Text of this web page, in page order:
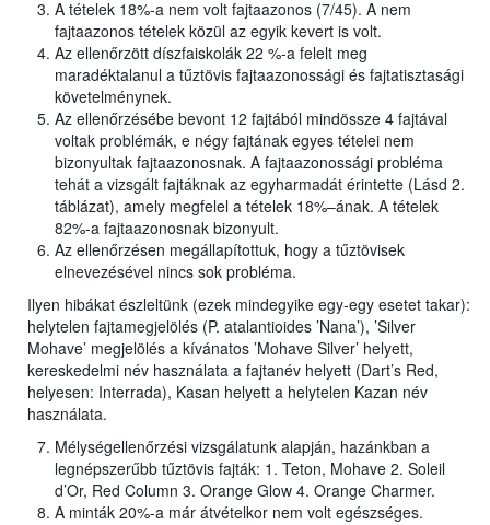
A tételek 18%-a nem volt fajtaazonos (7/45). A nem
fajtaazonos tételek közül az egyik kevert is volt.
Az ellenőrzött díszfaiskolák 22 %-a felelt meg
maradéktalanul a tűztövis fajtaazonossági és fajtatisztasági
követelménynek.
Az ellenőrzésébe bevont 12 fajtából mindössze 4 fajtával
voltak problémák, e négy fajtának egyes tételei nem
bizonyultak fajtaazonosnak. A fajtaazonossági probléma
tehát a vizsgált fajtáknak az egyharmadát érintette (Lásd 2.
táblázat), amely megfelel a tételek 18%–ának. A tételek
82%-a fajtaazonosnak bizonyult.
Az ellenőrzésen megállapítottuk, hogy a tűztövisek
elnevezésével nincs sok probléma.
Ilyen hibákat észleltünk (ezek mindegyike egy-egy esetet takar):
helytelen fajtamegjelölés (P. atalantioides ’Nana’), ’Silver
Mohave’ megjelölés a kívánatos ’Mohave Silver’ helyett,
kereskedelmi név használata a fajtanév helyett (Dart’s Red,
helyesen: Interrada), Kasan helyett a helytelen Kazan név
használata.
Mélységellenőrzési vizsgálatunk alapján, hazánkban a
legnépszerűbb tűztövis fajták: 1. Teton, Mohave 2. Soleil
d’Or, Red Column 3. Orange Glow 4. Orange Charmer.
A minták 20%-a már átvételkor nem volt egészséges.